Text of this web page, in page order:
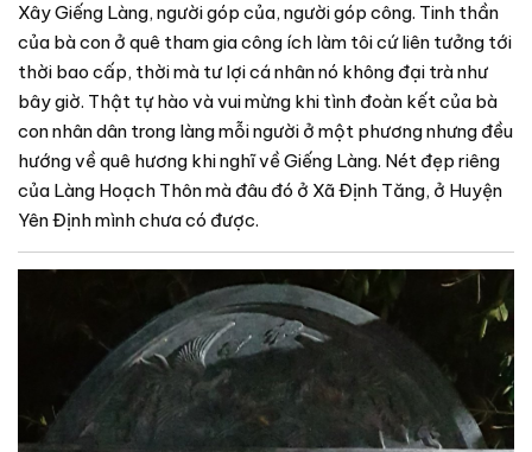
Xây Giếng Làng, người góp của, người góp công. Tinh thần
của bà con ở quê tham gia công ích làm tôi cứ liên tưởng tới
thời bao cấp, thời mà tư lợi cá nhân nó không đại trà như
bây giờ. Thật tự hào và vui mừng khi tình đoàn kết của bà
con nhân dân trong làng mỗi người ở một phương nhưng đều
hướng về quê hương khi nghĩ về Giếng Làng. Nét đẹp riêng
của Làng Hoạch Thôn mà đâu đó ở Xã Định Tăng, ở Huyện
Yên Định mình chưa có được.